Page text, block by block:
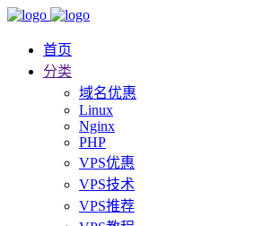
首页
分类
域名优惠
Linux
Nginx
PHP
VPS优惠
VPS技术
VPS推荐